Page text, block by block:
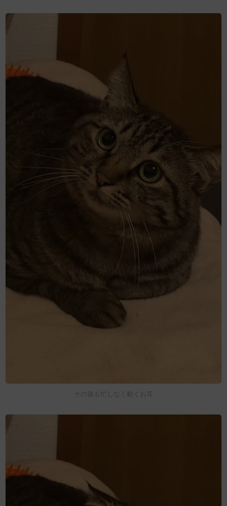
その後も忙しなく動くお耳